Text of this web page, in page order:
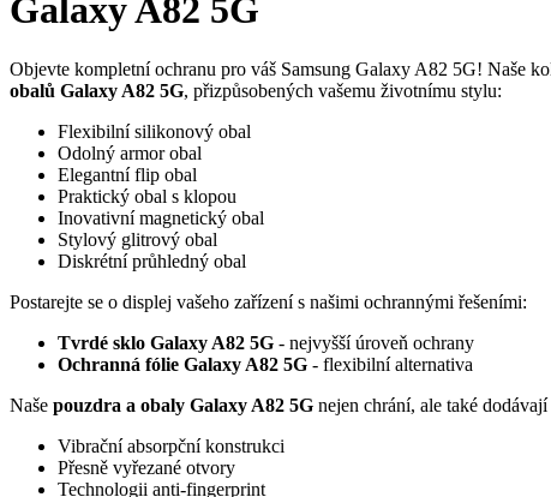
Galaxy A82 5G
Objevte kompletní ochranu pro váš Samsung Galaxy A82 5G! Naše
obalů Galaxy A82 5G, přizpůsobených vašemu životnímu stylu:
Flexibilní silikonový obal
Odolný armor obal
Elegantní flip obal
Praktický obal s klopou
Inovativní magnetický obal
Stylový glitrový obal
Diskrétní průhledný obal
Postarejte se o displej vašeho zařízení s našimi ochrannými řešeními:
Tvrdé sklo Galaxy A82 5G - nejvyšší úroveň ochrany
Ochranná fólie Galaxy A82 5G - flexibilní alternativa
Naše pouzdra a obaly Galaxy A82 5G nejen chrání, ale také
Vibrační absorpční konstrukci
Přesně vyřezané otvory
Technologii anti-fingerprint